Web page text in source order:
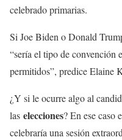
celebrado primarias.
Si Joe Biden o Donald
“sería el tipo de convención
permitidos”, predice Elaine
¿Y si le ocurre algo al
las elecciones? En ese caso
celebraría una sesión